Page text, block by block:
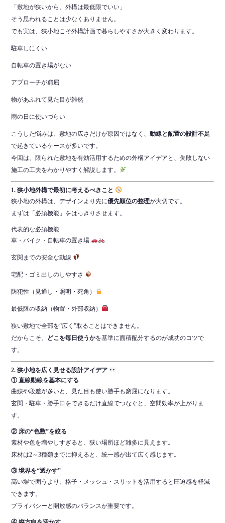
「敷地が狭いから、外構は最低限でいい」
そう思われることは少なくありません。
でも実は、狭小地こそ外構計画で暮らしやすさが大きく変わります。
駐車しにくい
自転車の置き場がない
アプローチが窮屈
物があふれて見た目が雑然
雨の日に使いづらい
こうした悩みは、敷地の広さだけが原因ではなく、動線と配置の設計不足
で起きているケースが多いです。
今回は、限られた敷地を有効活用するための外構アイデアと、失敗しない
施工の工夫をわかりやすく解説します。
1. 狭小地外構で最初に考えるべきこと
狭小地の外構は、デザインより先に優先順位の整理が大切です。
まずは「必須機能」をはっきりさせます。
代表的な必須機能
車・バイク・自転車の置き場
玄関までの安全な動線
宅配・ゴミ出しのしやすさ
防犯性（見通し・照明・死角）
最低限の収納（物置・外部収納）
狭い敷地で全部を“広く”取ることはできません。
だからこそ、
どこを毎日使うかを基準に面積配分するのが成功のコツで
す。
2. 狭小地を広く見せる設計アイデア
① 直線動線を基本にする
曲線や段差が多いと、見た目も使い勝手も窮屈になります。
玄関・駐車・勝手口をできるだけ直線でつなぐと、空間効率が上がりま
す。
② 床の“色数”を絞る
素材や色を増やしすぎると、狭い場所ほど雑多に見えます。
床材は2～3種類までに抑えると、統一感が出て広く感じます。
③ 境界を“透かす”
高い塀で囲うより、格子・メッシュ・スリットを活用すると圧迫感を軽減
できます。
プライバシーと開放感のバランスが重要です。